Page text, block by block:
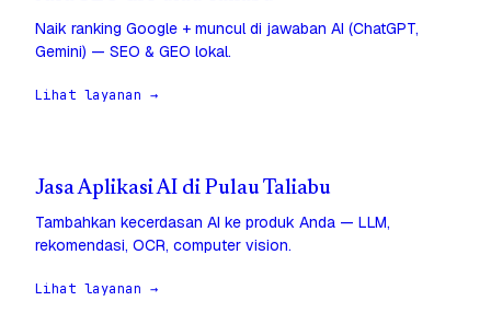
Naik ranking Google + muncul di jawaban AI (ChatGPT,
Gemini) — SEO & GEO lokal.
Lihat layanan →
Jasa Aplikasi AI di Pulau Taliabu
Tambahkan kecerdasan AI ke produk Anda — LLM,
rekomendasi, OCR, computer vision.
Lihat layanan →